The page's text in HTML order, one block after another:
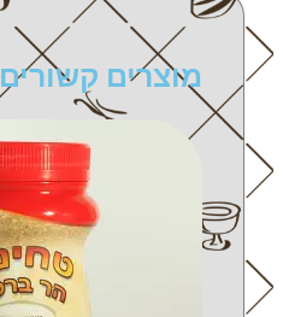
מוצרים קשורים